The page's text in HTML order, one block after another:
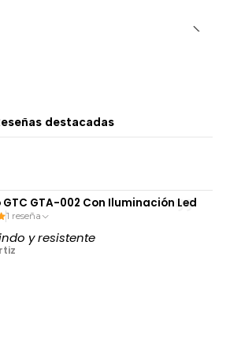
adicionales
HyperSense
que replica impactos, disparos
destacadas
GTA-002 Con Iluminación Led
1 reseña
y resistente